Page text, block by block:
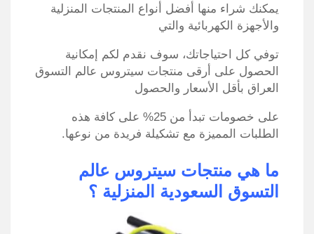
يمكنك شراء منها أفضل أنواع المنتجات المنزلية
والأجهزة الكهربائية والتي
توفي كل احتياجاتك، سوف نقدم لكم إمكانية
الحصول على أرقى منتجات سيتروس عالم التسوق
العراق بأقل الأسعار والحصول
على خصومات تبدأ من 25% على كافة هذه
الطلبات المميزة مع تشكيلة فريدة من نوعها.
ما هي منتجات سيتروس عالم
التسوق السعودية المنزلية ؟